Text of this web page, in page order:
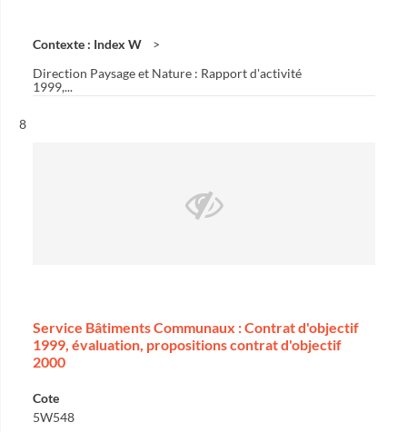
Contexte : Index W
Direction Paysage et Nature : Rapport d'activité
1999,...
Résultat n°
8
Service Bâtiments Communaux : Contrat d'objectif
1999, évaluation, propositions contrat d'objectif
2000
Cote
5W548